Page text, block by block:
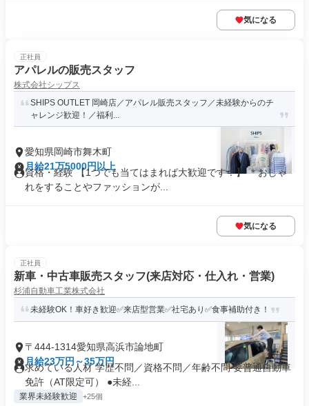
気になる
正社員
アパレルの販売スタッフ
株式会社シップス
SHIPS OUTLET 岡崎店／アパレル販売スタッフ／未経験からのチ
ャレンジ歓迎！／福利...
愛知県岡崎市舞木町
月給21万5000円以上
資格・経験 【1つでも当てはまれば大歓迎です！】 ＊おしゃ
れをすることやファッションが...
気になる
正社員
新車・中古車販売スタッフ(来店対応・仕入れ・営業)
杉浦自動車工業株式会社
未経験OK！車好き歓迎✅来店型営業✅社宅あり✅食事補助付き！
〒444-1314愛知県高浜市論地町
月給23万円～35万円
求めている人材 学歴不問／資格不問／年齢不問 要普通自動車
免許（AT限定可） ●未経...
業界未経験歓迎 +25個